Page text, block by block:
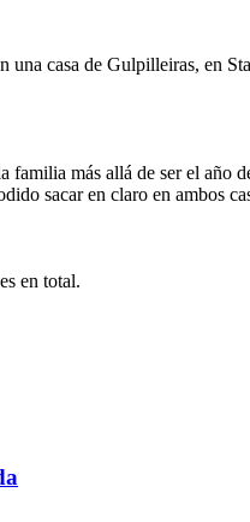
casa de Gulpilleiras, en
familia más allá de ser el
sacar en claro en ambos
en total.